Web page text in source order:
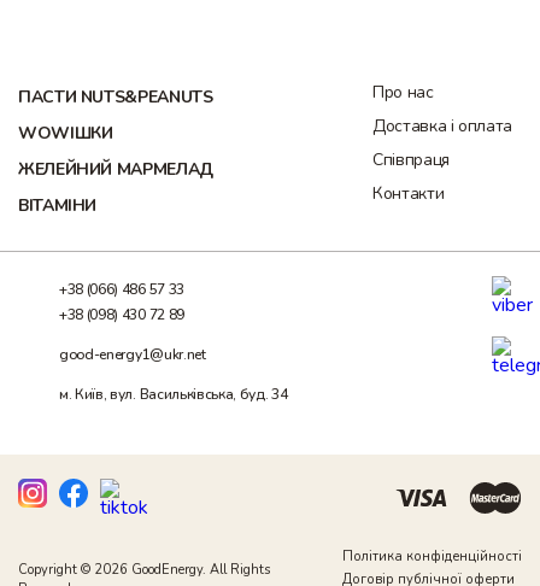
ПАСТИ NUTS&PEANUTS
WOWІШКИ
ЖЕЛЕЙНИЙ МАРМЕЛАД
ВІТАМІНИ
Про нас
Доставка і оплата
Співпраця
Контакти
+38 (066) 486 57 33
+38 (098) 430 72 89
good-energy1@ukr.net
м. Київ, вул. Васильківська, буд. 34
Copyright © 2026 GoodEnergy. All Rights
Політика конфіденційності
Договір публічної оферти